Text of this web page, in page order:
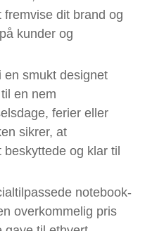
dit brand og
kunder og
smukt designet
en nem
ferier eller
sikrer, at
og klar til
notebook-
overkommelig pris